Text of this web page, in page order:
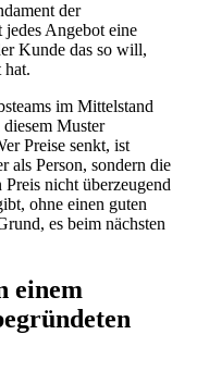
der
jedes Angebot eine
Kunde das so will,
hat.
im Mittelstand
Muster
Preise senkt, ist
als Person, sondern die
nicht überzeugend
ohne einen guten
es beim nächsten
einem